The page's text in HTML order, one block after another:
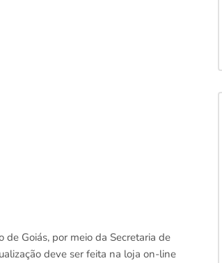
Goiás, por meio da Secretaria de
deve ser feita na loja on-line